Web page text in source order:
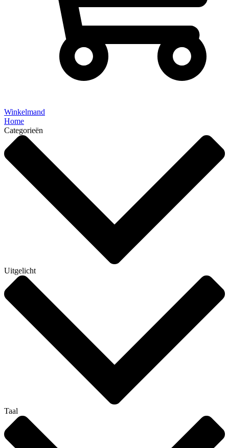
Winkelmand
Home
Categorieën
Uitgelicht
Taal